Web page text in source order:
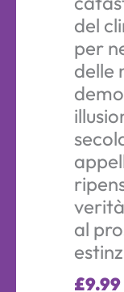
del
per
delle
al
£9.99